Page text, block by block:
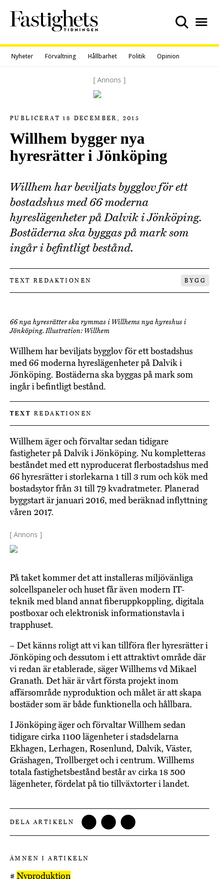
content
Nyheter Förvaltning Hållbarhet Politik Opinion
[ Annons ]
PUBLICERAT 18 DECEMBER, 2015
Willhem bygger nya
hyresrätter i Jönköping
Willhem har beviljats bygglov för ett
bostadshus med 66 moderna
hyreslägenheter på Dalvik i Jönköping.
Bostäderna ska byggas på mark som
ingår i befintligt bestånd.
TEXT REDAKTIONEN BYGG
66 nya hyresrätter ska rymmas i Willhems nya hyreshus i
Jönköping. Illustration: Willhem
Willhem har beviljats bygglov för ett bostadshus
med 66 moderna hyreslägenheter på Dalvik i
Jönköping. Bostäderna ska byggas på mark som
ingår i befintligt bestånd.
TEXT REDAKTIONEN
Willhem äger och förvaltar sedan tidigare
fastigheter på Dalvik i Jönköping. Nu kompletteras
beståndet med ett nyproducerat flerbostadshus med
66 hyresrätter i storlekarna 1 till 3 rum och kök med
bostadsytor från 31 till 79 kvadratmeter. Planerad
byggstart är januari 2016, med beräknad inflyttning
våren 2017.
[ Annons ]
På taket kommer det att installeras miljövänliga
solcellspaneler och huset får även modern IT-
teknik med bland annat fiberuppkoppling, digitala
postboxar och elektronisk informationstavla i
trapphuset.
– Det känns roligt att vi kan tillföra fler hyresrätter i
Jönköping och dessutom i ett attraktivt område där
vi redan är etablerade, säger Willhems vd Mikael
Granath. Det här är vårt första projekt inom
affärsområde nyproduktion och målet är att skapa
bostäder som är både funktionella och hållbara.
I Jönköping äger och förvaltar Willhem sedan
tidigare cirka 1100 lägenheter i stadsdelarna
Ekhagen, Lerhagen, Rosenlund, Dalvik, Väster,
Gräshagen, Trollberget och i centrum. Willhems
totala fastighetsbestånd består av cirka 18 500
lägenheter, fördelat på tio tillväxtorter i landet.
DELA ARTIKELN
ÄMNEN I ARTIKELN
# Nyproduktion